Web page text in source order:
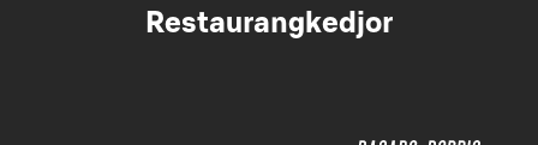
Restaurangkedjor